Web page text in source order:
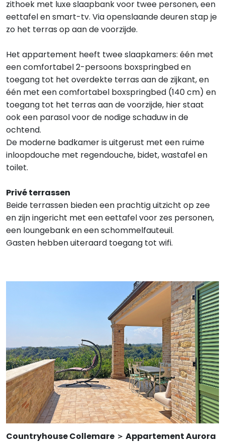
zithoek met luxe slaapbank voor twee personen, een
eettafel en smart-tv. Via openslaande deuren stap je
zo het terras op aan de voorzijde.
Het appartement heeft twee slaapkamers: één met
een comfortabel 2-persoons boxspringbed en
toegang tot het overdekte terras aan de zijkant, en
één met een comfortabel boxspringbed (140 cm) en
toegang tot het terras aan de voorzijde, hier staat
ook een parasol voor de nodige schaduw in de
ochtend.
De moderne badkamer is uitgerust met een ruime
inloopdouche met regendouche, bidet, wastafel en
toilet.
Privé terrassen
Beide terrassen bieden een prachtig uitzicht op zee
en zijn ingericht met een eettafel voor zes personen,
een loungebank en een schommelfauteuil.
Gasten hebben uiteraard toegang tot wifi.
Countryhouse Collemare ＞ Appartement Aurora